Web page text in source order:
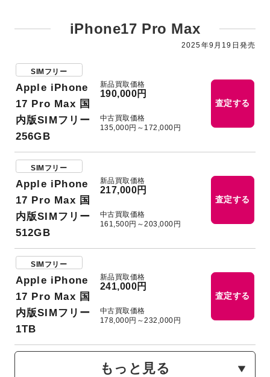
iPhone17 Pro Max
2025年9月19日発売
SIMフリー
Apple iPhone
17 Pro Max 国
内版SIMフリー
256GB
新品買取価格
190,000円
中古買取価格
135,000円～172,000円
査定する
SIMフリー
Apple iPhone
17 Pro Max 国
内版SIMフリー
512GB
新品買取価格
217,000円
中古買取価格
161,500円～203,000円
査定する
SIMフリー
Apple iPhone
17 Pro Max 国
内版SIMフリー
1TB
新品買取価格
241,000円
中古買取価格
178,000円～232,000円
査定する
もっと見る